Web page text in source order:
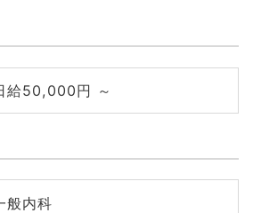
給50,000円 ～
般内科